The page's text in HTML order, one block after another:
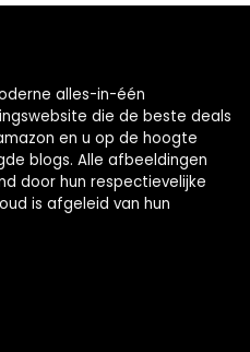
alles-in-één
die de beste deals
en u op de hoogte
blogs. Alle afbeeldingen
door hun respectievelijke
is afgeleid van hun